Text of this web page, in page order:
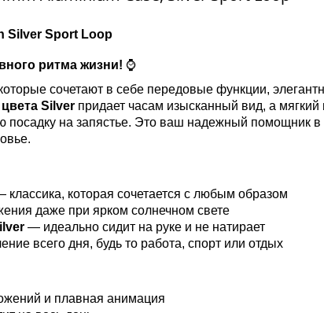
Silver Sport Loop
ритма жизни! ⌚
сочетают в себе передовые функции,
Silver придает часам изысканный вид, а
посадку на запястье. Это ваш надежный помощник в
классика, которая сочетается с любым образом
даже при ярком солнечном свете
— идеально сидит на руке и не натирает
всего дня, будь то работа, спорт или отдых
и плавная анимация